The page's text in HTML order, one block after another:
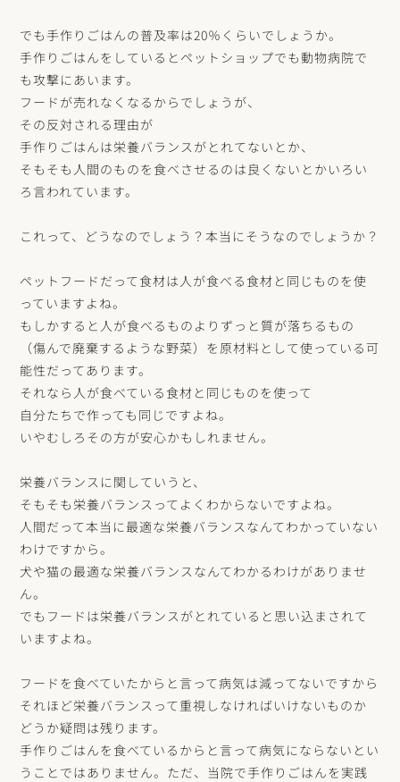
でも手作りごはんの普及率は20％くらいでしょうか。
手作りごはんをしているとペットショップでも動物病院で
も攻撃にあいます。
フードが売れなくなるからでしょうが、
その反対される理由が
手作りごはんは栄養バランスがとれてないとか、
そもそも人間のものを食べさせるのは良くないとかいろい
ろ言われています。
これって、どうなのでしょう？本当にそうなのでしょうか？
ペットフードだって食材は人が食べる食材と同じものを使
っていますよね。
もしかすると人が食べるものよりずっと質が落ちるもの
（傷んで廃棄するような野菜）を原材料として使っている可
能性だってあります。
それなら人が食べている食材と同じものを使って
自分たちで作っても同じですよね。
いやむしろその方が安心かもしれません。
栄養バランスに関していうと、
そもそも栄養バランスってよくわからないですよね。
人間だって本当に最適な栄養バランスなんてわかっていない
わけですから。
犬や猫の最適な栄養バランスなんてわかるわけがありませ
ん。
でもフードは栄養バランスがとれていると思い込まされて
いますよね。
フードを食べていたからと言って病気は減ってないですから
それほど栄養バランスって重視しなければいけないものか
どうか疑問は残ります。
手作りごはんを食べているからと言って病気にならないとい
うことではありません。ただ、当院で手作りごはんを実践